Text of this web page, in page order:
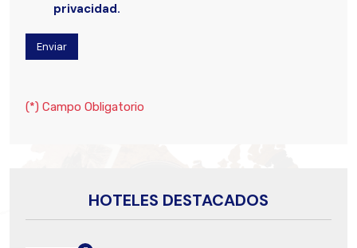
privacidad.
(*) Campo Obligatorio
HOTELES DESTACADOS